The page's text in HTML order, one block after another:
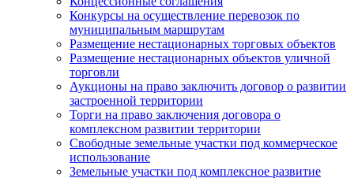
Конкурсы на осуществление перевозок по
муниципальным маршрутам
Размещение нестационарных торговых объектов
Размещение нестационарных объектов уличной
торговли
Аукционы на право заключить договор о развитии
застроенной территории
Торги на право заключения договора о
комплексном развитии территории
Свободные земельные участки под коммерческое
использование
Земельные участки под комплексное развитие